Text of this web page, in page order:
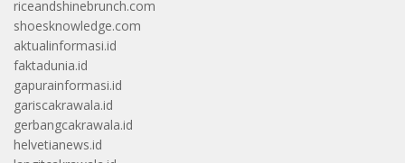
riceandshinebrunch.com
shoesknowledge.com
aktualinformasi.id
faktadunia.id
gapurainformasi.id
gariscakrawala.id
gerbangcakrawala.id
helvetianews.id